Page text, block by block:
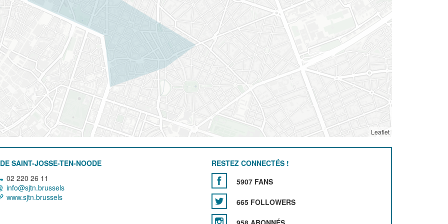
Leaflet
SAINT-JOSSE-TEN-NOODE
02 220 26 11
info@sjtn.brussels
www.sjtn.brussels
RESTEZ CONNECTÉS !
5907 FANS
665 FOLLOWERS